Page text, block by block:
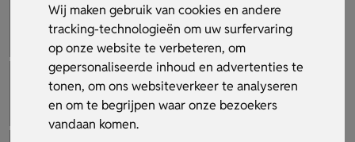
Wij maken gebruik van cookies en andere
tracking-technologieën om uw surfervaring
op onze website te verbeteren, om
gepersonaliseerde inhoud en advertenties te
tonen, om ons websiteverkeer te analyseren
en om te begrijpen waar onze bezoekers
vandaan komen.